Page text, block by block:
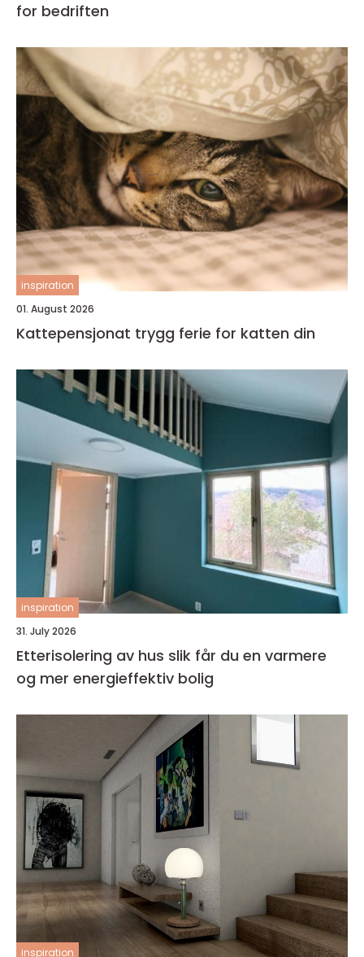
for bedriften
inspiration
01. August 2026
Kattepensjonat trygg ferie for katten din
inspiration
31. July 2026
Etterisolering av hus slik får du en varmere
og mer energieffektiv bolig
inspiration